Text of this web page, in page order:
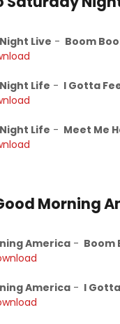
Live - Boom
Life - I Gotta
Life - Meet Me
Morning
America- Boom
America- I